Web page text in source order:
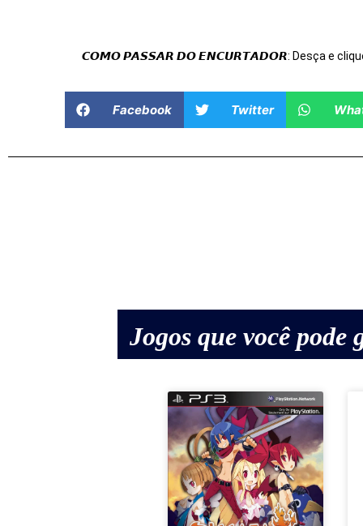
𝘾𝙊𝙈𝙊 𝙋𝘼𝙎𝙎𝘼𝙍 𝘿𝙊 𝙀𝙉𝘾𝙐𝙍𝙏𝘼𝘿𝙊𝙍: Desça e clique
Facebook Twitter
Jogos que você pode